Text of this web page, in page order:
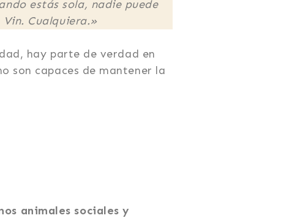
estás sola, nadie puede
Cualquiera.»
hay parte de verdad en
son capaces de mantener la
animales sociales y